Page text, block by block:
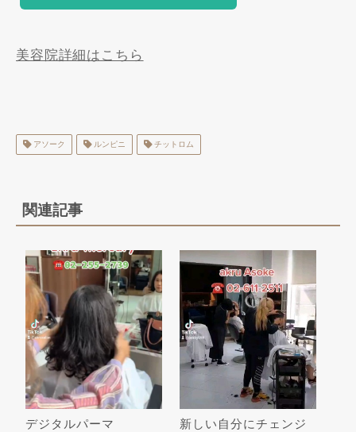
美容院詳細はこちら
アソーク ルンピニ チットロム
関連記事
デジタルパーマ
新しい自分にチェンジ